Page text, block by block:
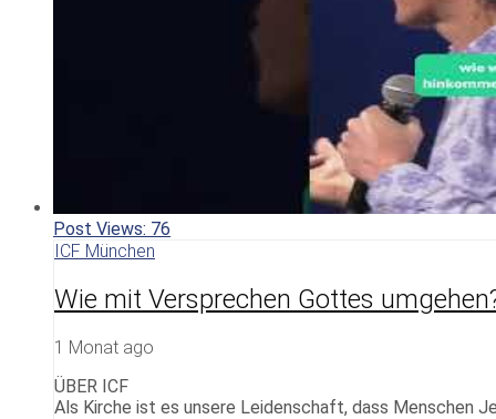
Post Views: 76
ICF München
Wie mit Versprechen Gottes
1 Monat ago
ÜBER ICF
Als Kirche ist es unsere Leidenschaft, dass Menschen